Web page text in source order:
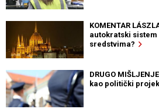
KOMENTAR
autokratski
sredstvima?
DRUGO
kao politički